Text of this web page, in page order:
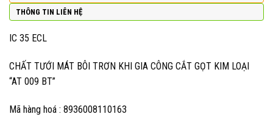
THÔNG TIN LIÊN HỆ
IC 35 ECL
CHẤT TƯỚI MÁT BÔI TRƠN KHI GIA CÔNG CẮT GỌT KIM LOẠI
“AT 009 BT”
Mã hàng hoá : 8936008110163